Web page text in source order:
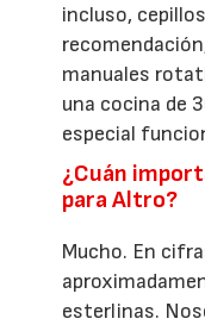
incluso,
manuales
una cocina de
especial
¿Cuán
para Altro?
Mucho. En
esterlinas.